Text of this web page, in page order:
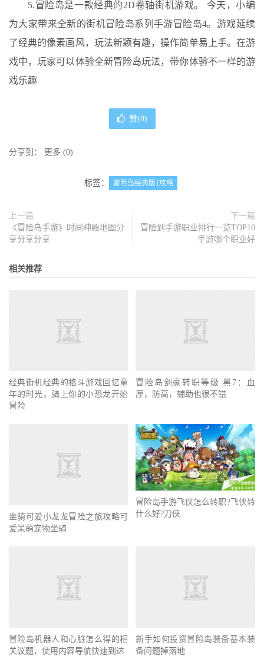
5.冒险岛是一款经典的2D卷轴街机游戏。 今天，小编
为大家带来全新的街机冒险岛系列手游冒险岛4。游戏延续
了经典的像素画风，玩法新颖有趣，操作简单易上手。在游
戏中，玩家可以体验全新冒险岛玩法，带你体验不一样的游
戏乐趣
赞(0)
分享到： 更多 (0)
标签： 冒险岛经典版1攻略
上一篇
《冒险岛手游》时间神殿地图分
享分享分享
下一篇
冒险到手游职业排行一览TOP10
手游哪个职业好
相关推荐
经典街机经典的格斗游戏回忆童
年的时光，骑上你的小恐龙开始
冒险
冒险岛剑豪转职等级 黑7：血
厚，防高，辅助也很不错
坐骑可爱小龙龙冒险之旅攻略可
爱呆萌宠物坐骑
冒险岛手游飞侠怎么转职?飞侠转
什么好?刀侠
关议题，使用内容导航快速到达
新手如何投资冒险岛装备基本装
备问题掉落地